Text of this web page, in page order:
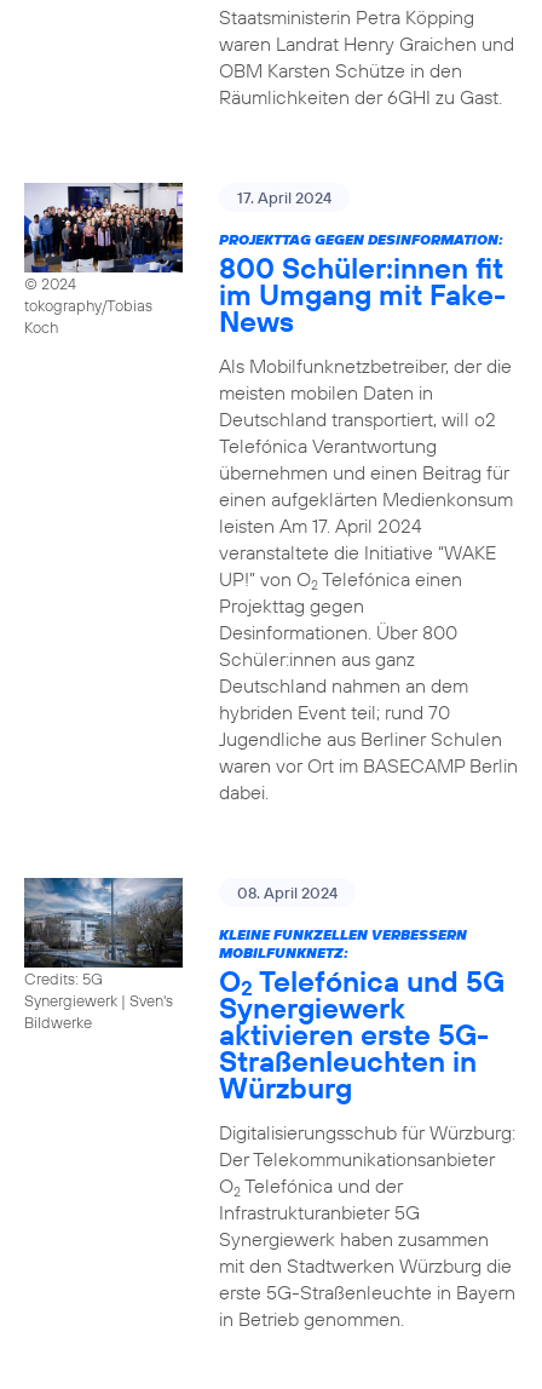
Staatsministerin Petra Köpping
waren Landrat Henry Graichen und
OBM Karsten Schütze in den
Räumlichkeiten der 6GHI zu Gast.
© 2024
tokography/Tobias
Koch
17. April 2024
PROJEKTTAG GEGEN DESINFORMATION:
800 Schüler:innen fit
im Umgang mit Fake-
News
Als Mobilfunknetzbetreiber, der die
meisten mobilen Daten in
Deutschland transportiert, will o2
Telefónica Verantwortung
übernehmen und einen Beitrag für
einen aufgeklärten Medienkonsum
leisten Am 17. April 2024
veranstaltete die Initiative “WAKE
UP!” von O2Telefónica einen
Projekttag gegen
Desinformationen. Über 800
Schüler:innen aus ganz
Deutschland nahmen an dem
hybriden Event teil; rund 70
Jugendliche aus Berliner Schulen
waren vor Ort im BASECAMP Berlin
dabei.
Credits: 5G
Synergiewerk | Sven's
Bildwerke
08. April 2024
KLEINE FUNKZELLEN VERBESSERN
MOBILFUNKNETZ:
O2 Telefónica und 5G
Synergiewerk
aktivieren erste 5G-
Straßenleuchten in
Würzburg
Digitalisierungsschub für Würzburg:
Der Telekommunikationsanbieter
O2Telefónica und der
Infrastrukturanbieter 5G
Synergiewerk haben zusammen
mit den Stadtwerken Würzburg die
erste 5G-Straßenleuchte in Bayern
in Betrieb genommen.